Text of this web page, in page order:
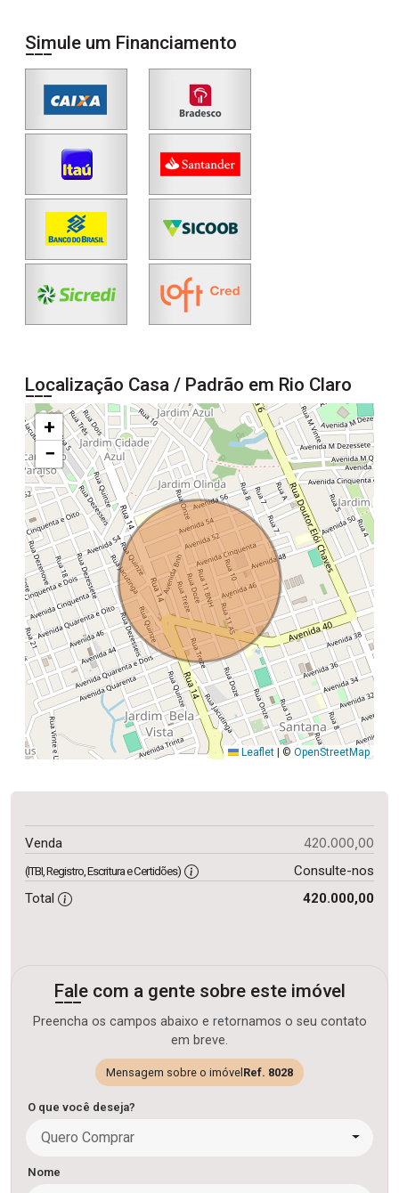
Simule um Financiamento
Localização Casa / Padrão em Rio Claro
+
−
Leaflet | © OpenStreetMap
Venda 420.000,00
(ITBI, Registro, Escritura e Certidões)
Consulte-nos
Total
420.000,00
Fale com a gente sobre este imóvel
Preencha os campos abaixo e retornamos o seu contato
em breve.
Mensagem sobre o imóvelRef. 8028
O que você deseja?
Quero Comprar
Nome